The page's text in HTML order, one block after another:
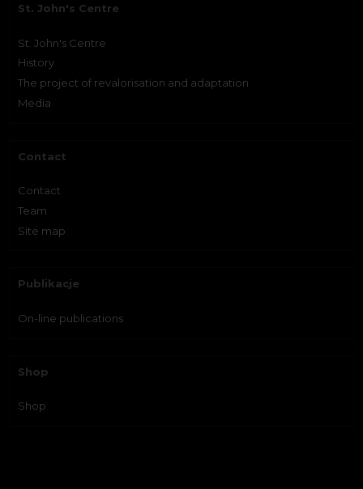
St. John's Centre
St. John's Centre
History
The project of revalorisation and adaptation
Media
Contact
Contact
Team
Site map
Publikacje
On-line publications
Shop
Shop